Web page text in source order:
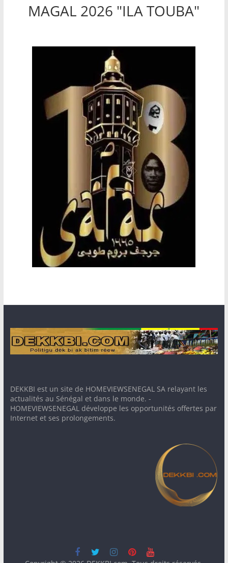
MAGAL 2026 "ILA TOUBA"
DEKKBI est un site de HOMEVIEWSENEGAL SA relayant les
actualités au Sénégal et dans le monde. -
HOMEVIEWSENEGAL développe les opportunités offertes par
Internet et ses prolongements.